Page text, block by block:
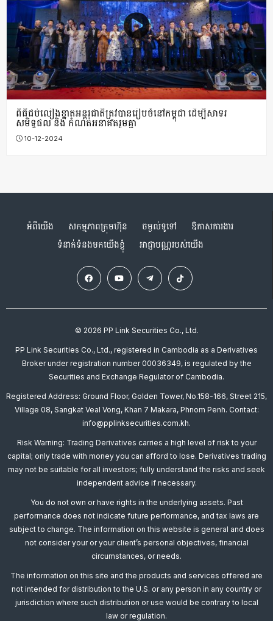
ពិធីជប់លៀងខ្នាតអន្តរជាតិត្រូវបានរៀបចំនៅកម្ពុជា ដើម្បីសាទរ
សមិទ្ធផល និង កំណត់អនាគតរួមគ្នា
10-12-2024
អំពីយើង សកម្មភាពក្រុមហ៊ុន ចម្ងល់ទូទៅ
ឱកាសការងារ
ទំនាក់ទំនងមកយើងខ្ញុំ
អាជ្ញាបណ្ណរបស់យើង
© 2026 PP Link Securities Co., Ltd.
PP Link Securities Co., Ltd., registered in Cambodia as a Derivatives
Broker under registration number 00036349, is regulated by the
Securities and Exchange Regulator of Cambodia.
Registered Address: Ground Floor, Golden Tower, No.158-166, Street 215,
Village 08, Sangkat Veal Vong, Khan 7 Makara, Phnom Penh. Contact:
info@pplinksecurities.com.kh.
Risk Warning: Trading Derivatives carries a high level of risk to your
capital; only trade with money you can afford to lose. Derivatives trading
may not be suitable for all investors; fully understand the risks and seek
independent advice if necessary.
You do not own or have rights in the underlying assets. Past
performance does not indicate future performance, and tax laws are
subject to change. The information on this website is general and does
not consider your or your client’s personal objectives, financial
circumstances, or needs.
The information on this site and the products and services offered are
not intended for distribution to the U.S. or any person in any country or
jurisdiction where such distribution or use would be contrary to local
law or regulation.